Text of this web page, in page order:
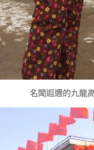
名聞遐邇的九龍